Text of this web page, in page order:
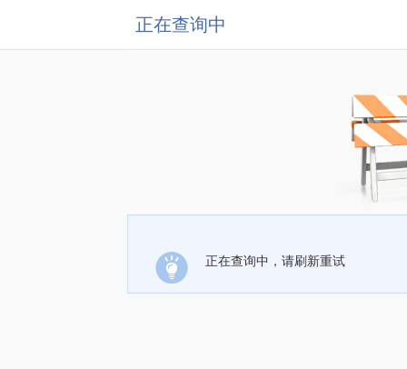
正在查询中
正在查询中，请刷新重试